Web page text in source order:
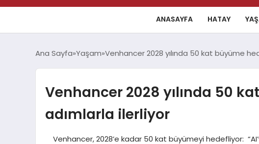
ANASAYFA HATAY
Ana Sayfa Yaşam Venhancer 2028 yılında 50 kat büyüme
Venhancer 2028 yılında 50
adımlarla ilerliyor
Venhancer, 2028’e kadar 50 kat büyümeyi hedefliyor: